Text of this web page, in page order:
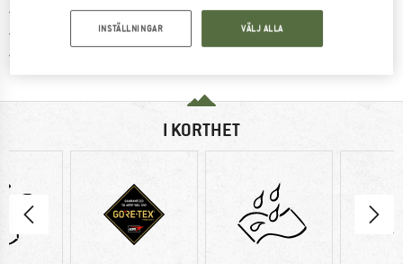
> 4 000 000 nöjda kunder
Alla produkter på lager
Trust Pilot-garanti - hitta all information här!
I KORTHET
INSTÄLLNINGAR VÄLJ ALLA